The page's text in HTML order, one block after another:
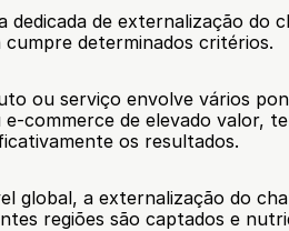
dedicada de externalização do
cumpre determinados critérios.
ou serviço envolve vários
commerce de elevado valor,
os resultados.
global, a externalização do
regiões são captados e